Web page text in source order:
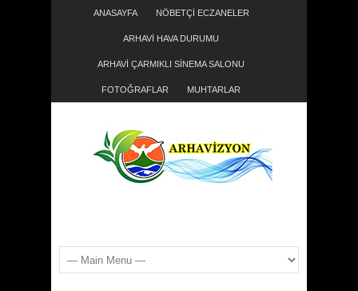
ANASAYFA NÖBETÇİ ECZANELER
ARHAVİ HAVA DURUMU
ARHAVİ ÇARMIKLI SİNEMA SALONU
FOTOĞRAFLAR MUHTARLAR